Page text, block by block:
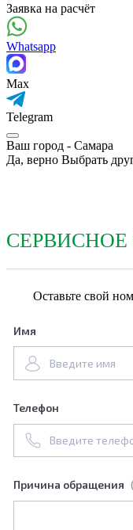
Заявка на расчёт
Whatsapp
Max
Telegram
Ваш город - Самара
Да, верно Выбрать
Оставьте свой
Имя
Телефон
Причина обращения